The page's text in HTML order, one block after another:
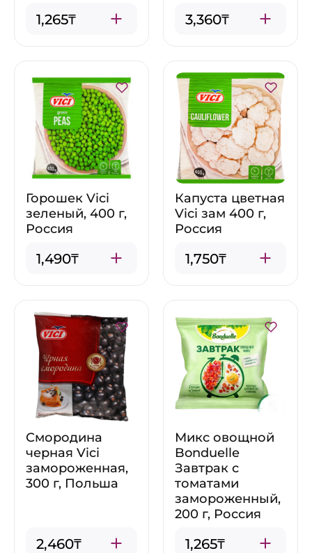
1,265₸ 3,360₸
Горошек Vici
зеленый, 400 г,
Россия
1,490₸
Капуста цветная
Vici зам 400 г,
Россия
1,750₸
Смородина
черная Vici
замороженная,
300 г, Польша
2,460₸
Микс овощной
Bonduelle
Завтрак с
томатами
замороженный,
200 г, Россия
1,265₸